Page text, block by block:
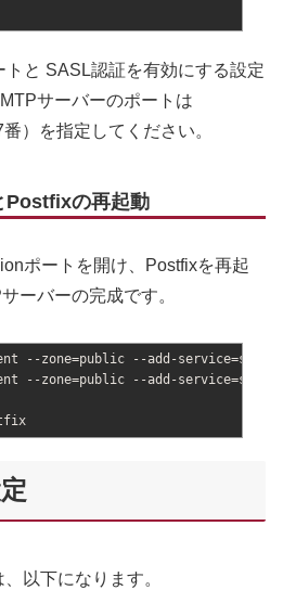
と SASL認証を有効にする設定
サーバーのポートは
）を指定してください。
の再起動
ポートを開け、Postfixを再起
ーバーの完成です。
--zone=public --add-service=smtp
--zone=public --add-service=smtp-
以下になります。